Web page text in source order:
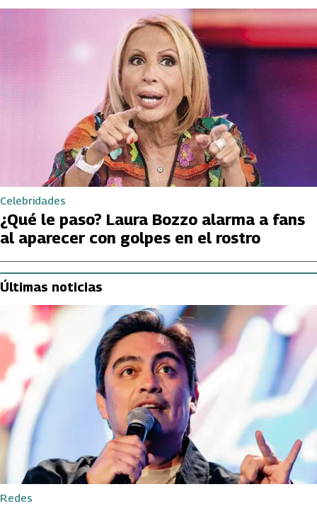
Celebridades
¿Qué le paso? Laura Bozzo alarma a fans
al aparecer con golpes en el rostro
Últimas noticias
Redes